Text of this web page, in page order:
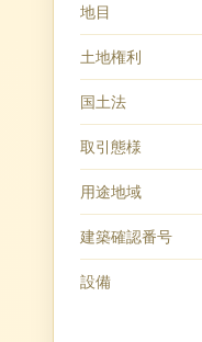
地目
土地権利
国土法
取引態様
用途地域
建築確認番号
設備